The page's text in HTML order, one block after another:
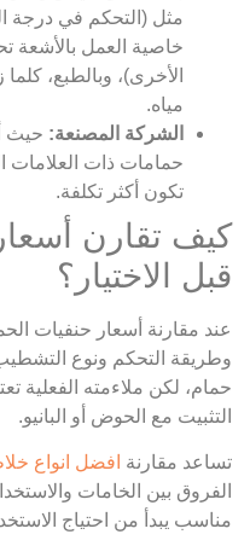
مثل (التحكم في درجة
خاصية العمل بالأشعة
الأخرى)، وبالطبع،
مياه.
الشركة المصنعة: حيث
حمامات ذات العلامات
تكون أكثر تكلفة.
كيف تقارن
قبل الاختيار؟
عند مقارنة أسعار حنفيات
وطريقة التحكم ونوع
حمام، لكن ملاءمته الفعلية
التثبيت مع الحوض أو البانيو.
تساعد مقارنة افضل انواع
الفروق بين الخامات
مناسب يبدأ من احتياج